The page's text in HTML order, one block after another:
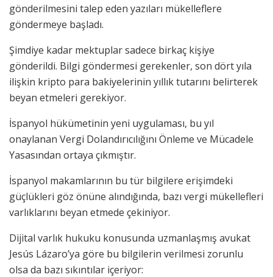
gönderilmesini talep eden yazıları mükelleflere
göndermeye başladı.
Şimdiye kadar mektuplar sadece birkaç kişiye
gönderildi. Bilgi göndermesi gerekenler, son dört yıla
ilişkin kripto para bakiyelerinin yıllık tutarını belirterek
beyan etmeleri gerekiyor.
İspanyol hükümetinin yeni uygulaması, bu yıl
onaylanan Vergi Dolandırıcılığını Önleme ve Mücadele
Yasasından ortaya çıkmıştır.
İspanyol makamlarının bu tür bilgilere erişimdeki
güçlükleri göz önüne alındığında, bazı vergi mükellefleri
varlıklarını beyan etmede çekiniyor.
Dijital varlık hukuku konusunda uzmanlaşmış avukat
Jesús Lázaro’ya göre bu bilgilerin verilmesi zorunlu
olsa da bazı sıkıntılar içeriyor: